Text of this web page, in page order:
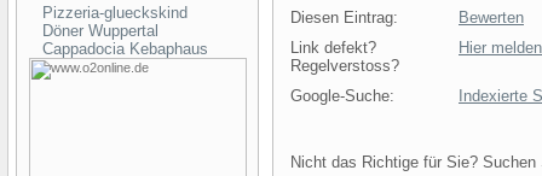
Pizzeria-glueckskind
Döner Wuppertal
Cappadocia Kebaphaus
Diesen Eintrag:
Bewerten
Link defekt?
Regelverstoss?
Hier melden
Google-Suche: Indexierte
Nicht das Richtige für Sie?